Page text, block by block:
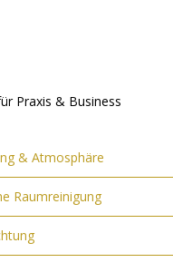
Praxis & Business
& Atmosphäre
Raumreinigung